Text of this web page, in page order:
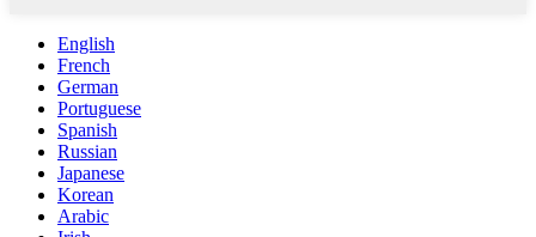
English
French
German
Portuguese
Spanish
Russian
Japanese
Korean
Arabic